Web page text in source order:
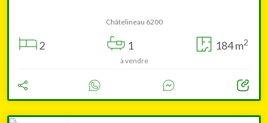
Châtelineau 6200
2 1 184 m2
à vendre
360 000 €